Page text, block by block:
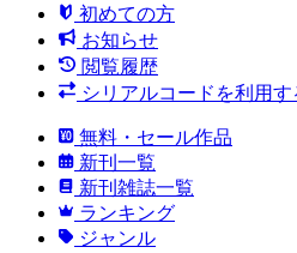
初めての方
お知らせ
閲覧履歴
シリアルコードを利用す
無料・セール作品
新刊一覧
新刊雑誌一覧
ランキング
ジャンル